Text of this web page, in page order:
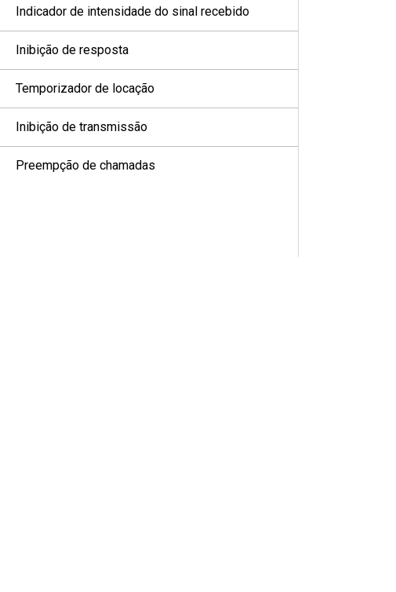
Indicador de intensidade do sinal recebido
Inibição de resposta
Temporizador de locação
Inibição de transmissão
Preempção de chamadas